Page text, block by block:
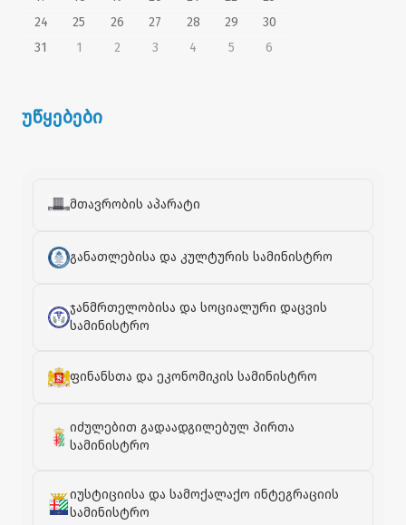
24
25 26 27 28 29
30
31
1 2 3 4 5 6
უწყებები
მთავრობის აპარატი
განათლებისა და კულტურის სამინისტრო
ჯანმრთელობისა და სოციალური დაცვის
სამინისტრო
ფინანსთა და ეკონომიკის სამინისტრო
იძულებით გადაადგილებულ პირთა
სამინისტრო
იუსტიციისა და სამოქალაქო ინტეგრაციის
სამინისტრო